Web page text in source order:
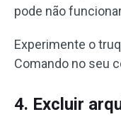
pode não
Experimente o
Comando no seu
4. Excluir